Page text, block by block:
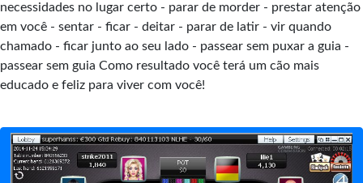
necessidades no lugar certo - parar de morder - prestar atenção
em você - sentar - ficar - deitar - parar de latir - vir quando
chamado - ficar junto ao seu lado - passear sem puxar a guia -
passear sem guia Como resultado você terá um cão mais
educado e feliz para viver com você!